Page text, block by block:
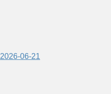
2026-06-21